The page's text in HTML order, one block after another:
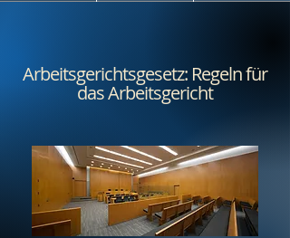
Arbeitsgerichtsgesetz: Regeln für
das Arbeitsgericht